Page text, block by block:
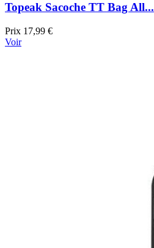
Topeak Sacoche TT Bag All...
Prix 17,99 €
Voir